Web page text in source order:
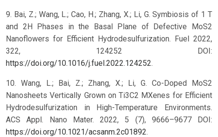
9. Bai, Z.; Wang, L.; Cao, H.; Zhang, X.; Li, G. Symbiosis of 1 T
and 2H Phases in the Basal Plane of Defective MoS2
Nanoflowers for Efficient Hydrodesulfurization. Fuel 2022,
322, 124252 DOI:
https://doi.org/10.1016/j.fuel.2022.124252.
10. Wang, L.; Bai, Z.; Zhang, X.; Li, G. Co-Doped MoS2
Nanosheets Vertically Grown on Ti3C2 MXenes for Efficient
Hydrodesulfurization in High-Temperature Environments.
ACS Appl. Nano Mater. 2022, 5 (7), 9666–9677 DOI:
https://doi.org/10.1021/acsanm.2c01892.